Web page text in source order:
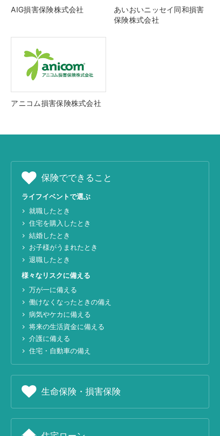
AIG損害保険株式会社
あいおいニッセイ同和損害
保険株式会社
アニコム損害保険株式会社
保険でできること
ライフイベントで選ぶ
就職したとき
住宅を購入したとき
結婚したとき
お子様がうまれたとき
退職したとき
様々なリスクに備える
万が一に備える
働けなくなったときの備え
病気やケカに備える
将来の生活資金に備える
介護に備える
住宅・自動車の備え
生命保険・損害保険